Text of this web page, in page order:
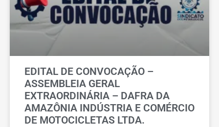
EDITAL DE CONVOCAÇÃO –
ASSEMBLEIA GERAL
EXTRAORDINÁRIA – DAFRA DA
AMAZÔNIA INDÚSTRIA E COMÉRCIO
DE MOTOCICLETAS LTDA.